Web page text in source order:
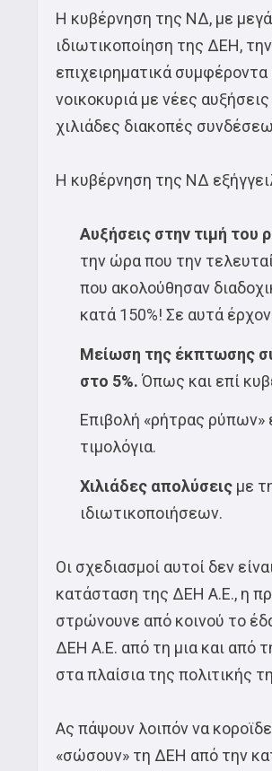
Η κυβέρνηση της ΝΔ, με
ιδιωτικοποίηση της ΔΕΗ,
επιχειρηματικά
νοικοκυριά με νέες
χιλιάδες διακοπές
Η κυβέρνηση της ΝΔ
Αυξήσεις στην τιμή του
την ώρα που την
που ακολούθησαν
κατά 150%! Σε αυτά
Μείωση της έκπτωσης
στο 5%.Όπως και επί
Επιβολή «ρήτρας ρύπων»
τιμολόγια.
Χιλιάδες απολύσεις με
ιδιωτικοποιήσεων.
Οι σχεδιασμοί αυτοί δεν
κατάσταση της ΔΕΗ Α.Ε., η
στρώνουνε από κοινού το
ΔΕΗ Α.Ε. από τη μια και από
στα πλαίσια της πολιτικής
Ας πάψουν λοιπόν να
«σώσουν» τη ΔΕΗ από την